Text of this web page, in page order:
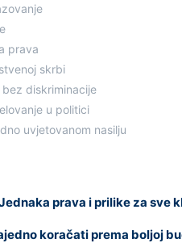
prava
skrbi
bez diskriminacije
u politici
uvjetovanom nasilju
prava i prilike za sve
koračati prema boljoj